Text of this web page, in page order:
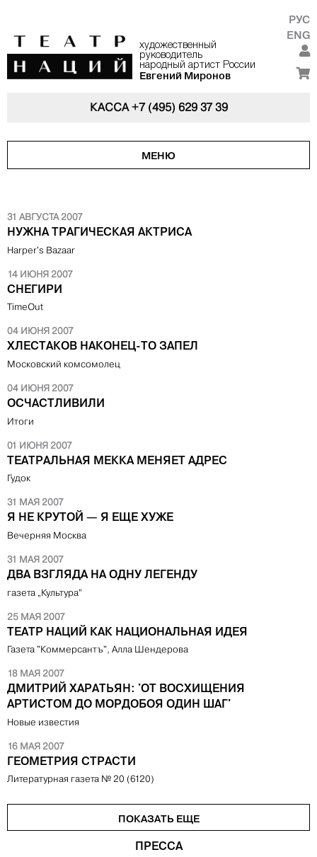
художественный
руководитель
народный артист России
Евгений Миронов
РУС
ENG
КАССА+7 (495) 629 37 39
МЕНЮ
ПРЕССА
31 АВГУСТА 2007
НУЖНА ТРАГИЧЕСКАЯ АКТРИСА
Harper's Bazaar
14 ИЮНЯ 2007
СНЕГИРИ
TimeOut
04 ИЮНЯ 2007
ХЛЕСТАКОВ НАКОНЕЦ-ТО ЗАПЕЛ
Московский комсомолец
04 ИЮНЯ 2007
ОСЧАСТЛИВИЛИ
Итоги
01 ИЮНЯ 2007
ТЕАТРАЛЬНАЯ МЕККА МЕНЯЕТ АДРЕС
Гудок
31 МАЯ 2007
Я НЕ КРУТОЙ — Я ЕЩЕ ХУЖЕ
Вечерняя Москва
31 МАЯ 2007
ДВА ВЗГЛЯДА НА ОДНУ ЛЕГЕНДУ
газета „Культура”
25 МАЯ 2007
ТЕАТР НАЦИЙ КАК НАЦИОНАЛЬНАЯ ИДЕЯ
Газета "Коммерсантъ", Алла Шендерова
18 МАЯ 2007
ДМИТРИЙ ХАРАТЬЯН: 'ОТ ВОСХИЩЕНИЯ
АРТИСТОМ ДО МОРДОБОЯ ОДИН ШАГ'
Новые известия
16 МАЯ 2007
ГЕОМЕТРИЯ СТРАСТИ
Литературная газета № 20 (6120)
ПОКАЗАТЬ ЕЩЕ